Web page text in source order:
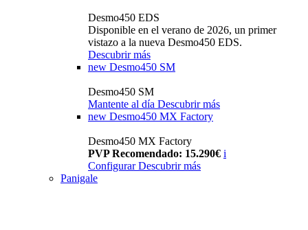
Desmo450 EDS
Disponible en el verano de 2026, un primer
vistazo a la nueva Desmo450 EDS.
Descubrir más
new Desmo450 SM
Desmo450 SM
Mantente al día Descubrir más
new Desmo450 MX Factory
Desmo450 MX Factory
PVP Recomendado: 15.290€ i
Configurar Descubrir más
Panigale